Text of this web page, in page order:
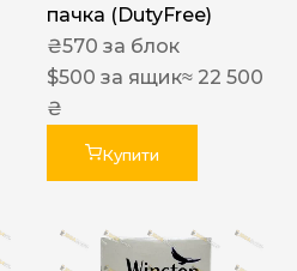
пачка (DutyFree)
₴570 за блок
$500 за ящик≈ 22 500
₴
Купити